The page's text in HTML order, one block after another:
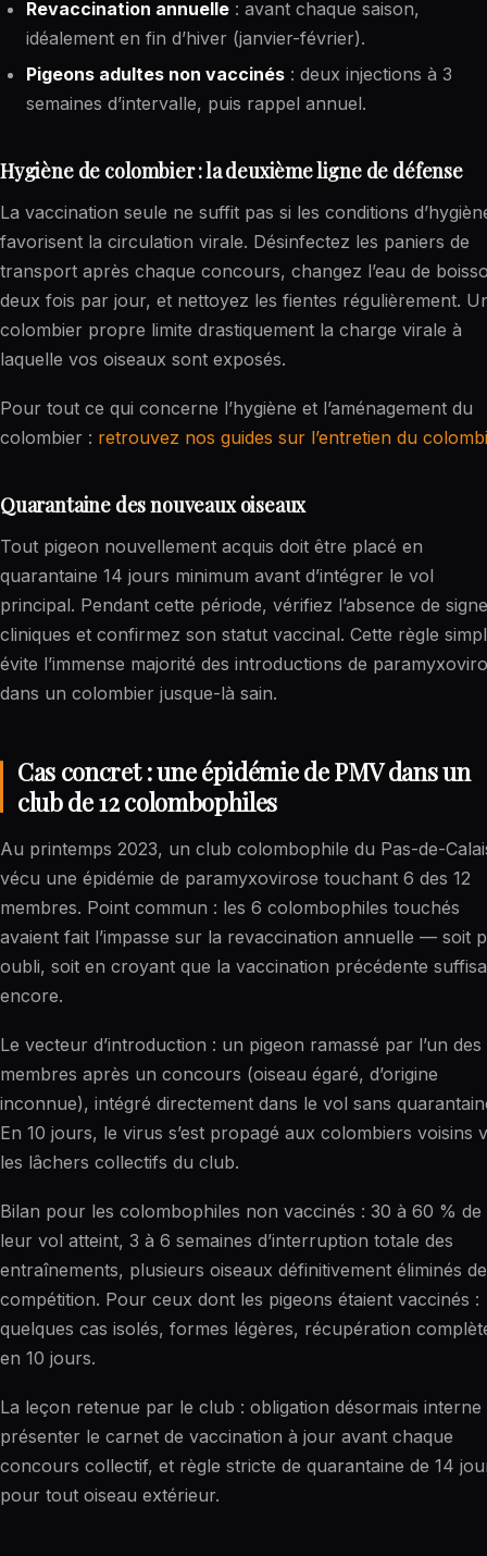
Revaccination annuelle : avant chaque saison,
idéalement en fin d’hiver (janvier-février).
Pigeons adultes non vaccinés : deux injections à 3
semaines d’intervalle, puis rappel annuel.
Hygiène de colombier : la deuxième ligne de défense
La vaccination seule ne suffit pas si les conditions
favorisent la circulation virale. Désinfectez les paniers de
transport après chaque concours, changez l’eau de
deux fois par jour, et nettoyez les fientes régulièrement.
colombier propre limite drastiquement la charge virale à
laquelle vos oiseaux sont exposés.
Pour tout ce qui concerne l’hygiène et l’aménagement du
colombier : retrouvez nos guides sur l’entretien du
Quarantaine des nouveaux oiseaux
Tout pigeon nouvellement acquis doit être placé en
quarantaine 14 jours minimum avant d’intégrer le vol
principal. Pendant cette période, vérifiez l’absence de
cliniques et confirmez son statut vaccinal. Cette règle
évite l’immense majorité des introductions de
dans un colombier jusque-là sain.
Cas concret : une épidémie de PMV dans un
club de 12 colombophiles
Au printemps 2023, un club colombophile du Pas-de-
vécu une épidémie de paramyxovirose touchant 6 des 12
membres. Point commun : les 6 colombophiles touchés
avaient fait l’impasse sur la revaccination annuelle — soit
oubli, soit en croyant que la vaccination précédente
encore.
Le vecteur d’introduction : un pigeon ramassé par l’un des
membres après un concours (oiseau égaré, d’origine
inconnue), intégré directement dans le vol sans
En 10 jours, le virus s’est propagé aux colombiers voisins
les lâchers collectifs du club.
Bilan pour les colombophiles non vaccinés : 30 à 60 % de
leur vol atteint, 3 à 6 semaines d’interruption totale des
entraînements, plusieurs oiseaux définitivement éliminés
compétition. Pour ceux dont les pigeons étaient vaccinés :
quelques cas isolés, formes légères, récupération
en 10 jours.
La leçon retenue par le club : obligation désormais interne
présenter le carnet de vaccination à jour avant chaque
concours collectif, et règle stricte de quarantaine de 14
pour tout oiseau extérieur.